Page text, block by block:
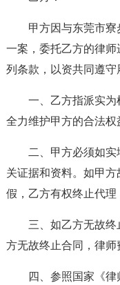
甲方因与东莞市
一案，委托乙方的律
列条款，以资共同遵守
一、乙方指派实为
全力维护甲方的合法权
二、甲方必须如
关证据和资料。如甲
假，乙方有权终止代理
三、如乙方无故
方无故终止合同，律师
四、参照国家《